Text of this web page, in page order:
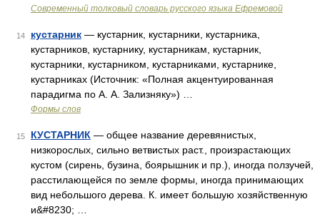
Современный толковый словарь русского языка Ефремовой
14 кустарник — кустарник, кустарники, кустарника,
кустарников, кустарнику, кустарникам, кустарник,
кустарники, кустарником, кустарниками, кустарнике,
кустарниках (Источник: «Полная акцентуированная
парадигма по А. А. Зализняку») …
Формы слов
15 КУСТАРНИК — общее название деревянистых,
низкорослых, сильно ветвистых раст., произрастающих
кустом (сирень, бузина, боярышник и пр.), иногда ползучей,
расстилающейся по земле формы, иногда принимающих
вид небольшого дерева. К. имеет большую хозяйственную
и&#8230; …